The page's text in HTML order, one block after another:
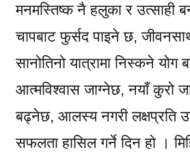
मनमस्तिष्क नै हलुका र उत्साही
चापबाट फुर्सद पाइने छ,
सानोतिनो यात्रामा निस्कने योग
आत्मविश्वास जाग्नेछ, नयाँ कुरो
बढ्नेछ, आलस्य नगरी लक्षप्रति
सफलता हासिल गर्ने दिन हो ।